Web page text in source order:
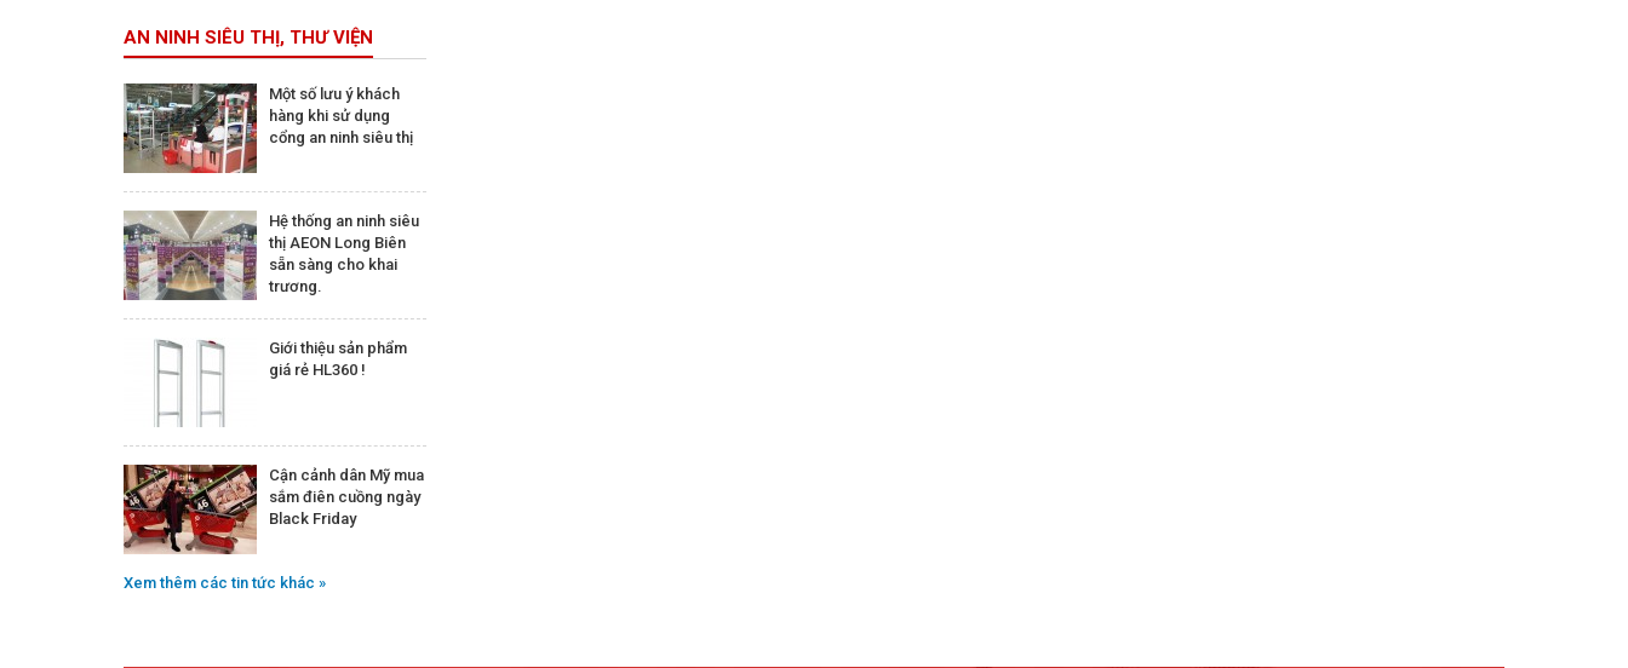
AN NINH SIÊU THỊ, THƯ VIỆN
Một số lưu ý khách
hàng khi sử dụng
cổng an ninh siêu thị
Hệ thống an ninh siêu
thị AEON Long Biên
sẵn sàng cho khai
trương.
Giới thiệu sản phẩm
giá rẻ HL360 !
Cận cảnh dân Mỹ mua
sắm điên cuồng ngày
Black Friday
Xem thêm các tin tức khác »